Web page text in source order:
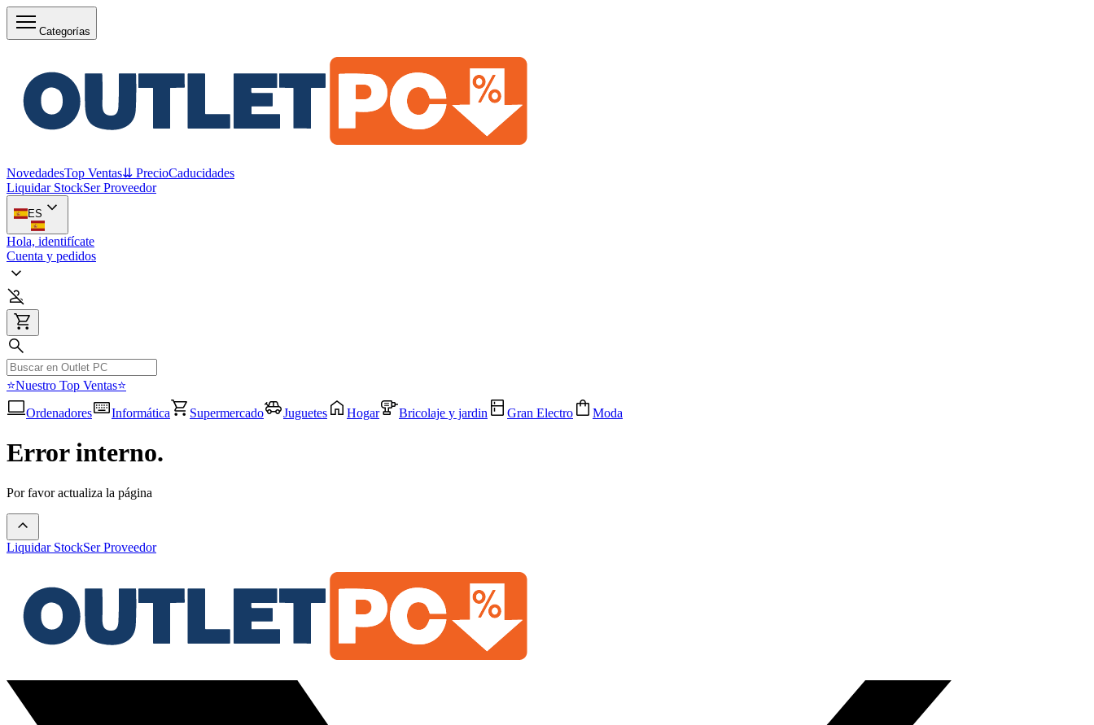
Categorías
NovedadesTop Ventas⇊ PrecioCaducidades
Liquidar StockSer Proveedor
ES
Hola, identifícate
Cuenta y pedidos
⭐Nuestro Top Ventas⭐
Ordenadores
Informática Supermercado Juguetes Hogar Bricolaje y jardin Gran Electro Moda
Error interno.
Por favor actualiza la página
Liquidar StockSer Proveedor